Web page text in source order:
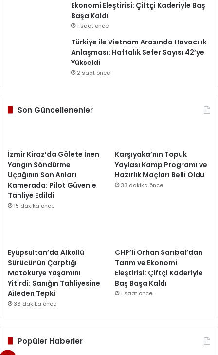
Ekonomi Eleştirisi: Çiftçi Kaderiyle Baş
Başa Kaldı
1 saat önce
Türkiye ile Vietnam Arasında Havacılık
Anlaşması: Haftalık Sefer Sayısı 42’ye
Yükseldi
2 saat önce
Son Güncellenenler
İzmir Kiraz’da Gölete İnen
Yangın Söndürme
Uçağının Son Anları
Kamerada: Pilot Güvenle
Tahliye Edildi
15 dakika önce
Karşıyaka’nın Topuk
Yaylası Kamp Programı ve
Hazırlık Maçları Belli Oldu
33 dakika önce
Eyüpsultan’da Alkollü
Sürücünün Çarptığı
Motokurye Yaşamını
Yitirdi: Sanığın Tahliyesine
Aileden Tepki
36 dakika önce
CHP’li Orhan Sarıbal’dan
Tarım ve Ekonomi
Eleştirisi: Çiftçi Kaderiyle
Baş Başa Kaldı
1 saat önce
Popüler Haberler